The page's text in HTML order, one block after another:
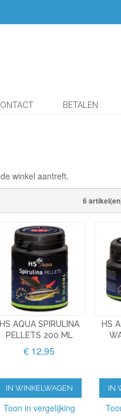
BETALEN
winkel aantreft.
6
HS AQUA SPIRULINA
PELLETS 200 ML
€ 12,95
IN WINKELWAGEN
Toon in vergelijking
HS
IN